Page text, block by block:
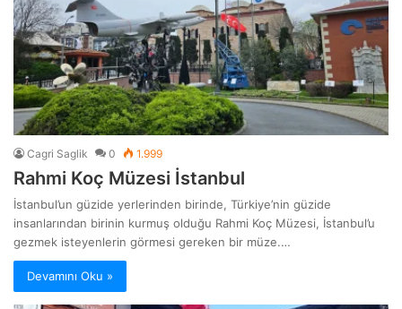
Cagri Saglik 0 1.999
Rahmi Koç Müzesi İstanbul
İstanbul’un güzide yerlerinden birinde, Türkiye’nin güzide
insanlarından birinin kurmuş olduğu Rahmi Koç Müzesi, İstanbul’u
gezmek isteyenlerin görmesi gereken bir müze.…
Devamını Oku »